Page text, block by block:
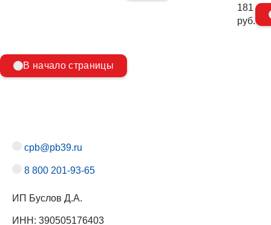
181
руб.
В начало страницы
cpb@pb39.ru
8 800 201-93-65
ИП Буслов Д.А.
ИНН: 390505176403